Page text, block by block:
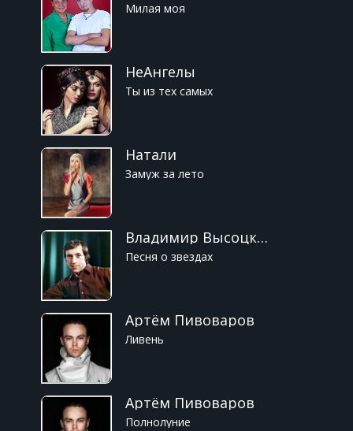
Милая моя
НеАнгелы
Ты из тех самых
Натали
Замуж за лето
Владимир Высоцкий
Песня о звездах
Артём Пивоваров
Ливень
Артём Пивоваров
Полнолуние